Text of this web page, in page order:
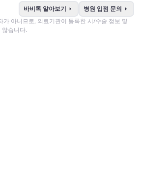
바비톡 알아보기 arrow_right 병원 입점 문의 arrow_right
가 아니므로, 의료기관이 등록한 시/수술 정보 및
않습니다.